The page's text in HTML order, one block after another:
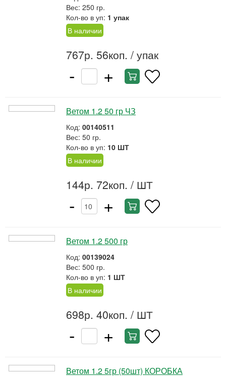
Вес: 250 гр.
Кол-во в уп: 1 упак
В наличии
767р. 56коп. / упак
- +
Ветом 1.2 50 гр ЧЗ
Код: 00140511
Вес: 50 гр.
Кол-во в уп: 10 ШТ
В наличии
144р. 72коп. / ШТ
- +
Ветом 1.2 500 гр
Код: 00139024
Вес: 500 гр.
Кол-во в уп: 1 ШТ
В наличии
698р. 40коп. / ШТ
- +
Ветом 1.2 5гр (50шт) КОРОБКА